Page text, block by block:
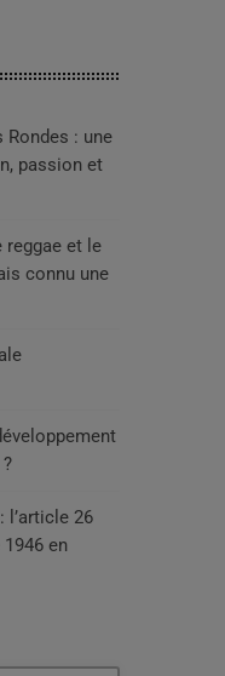
Rondes : une
passion et
reggae et le
connu une
l’article 26
en